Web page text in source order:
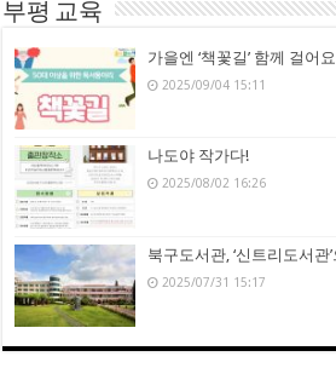
부평 교육
가을엔 ‘책꽃길’ 함께 걸어요
2025/09/04 15:11
나도야 작가다!
2025/08/02 16:26
북구도서관, ‘신트리도서관
2025/07/31 15:17